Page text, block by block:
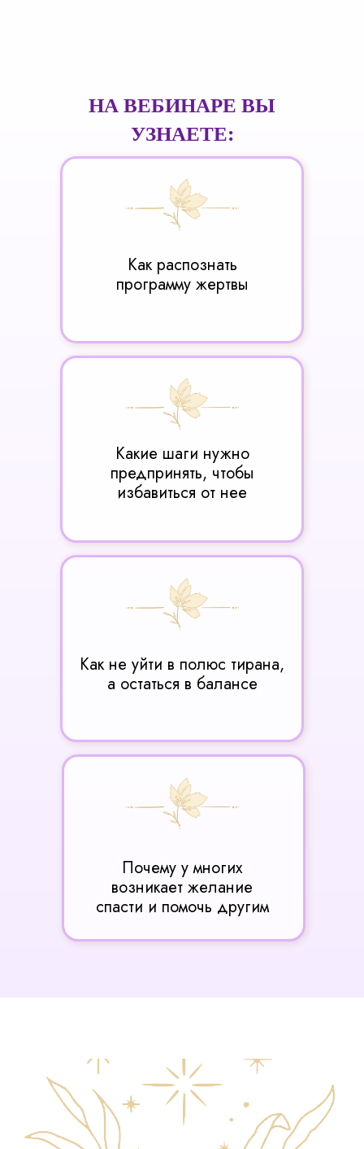
НА ВЕБИНАРЕ ВЫ
УЗНАЕТЕ:
Как распознать
программу жертвы
Какие шаги нужно
предпринять, чтобы
избавиться от нее
Как не уйти в полюс тирана,
а остаться в балансе
Почему у многих
возникает желание
спасти и помочь другим